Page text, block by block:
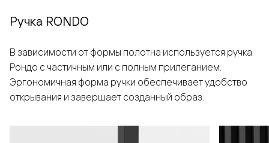
Ручка RONDO
В зависимости от формы полотна используется ручка
Рондо с частичным или с полным прилеганием.
Эргономичная форма ручки обеспечивает удобство
открывания и завершает созданный образ.